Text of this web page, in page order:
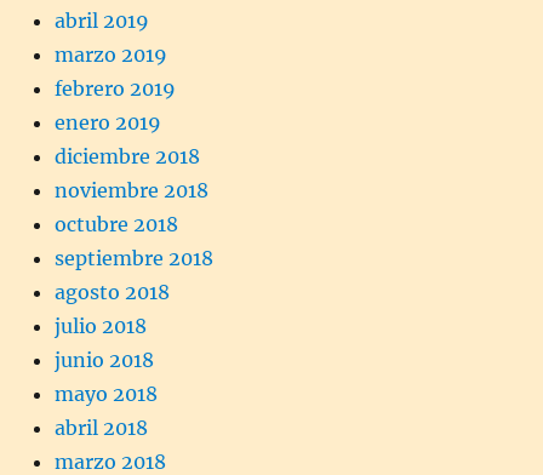
abril 2019
marzo 2019
febrero 2019
enero 2019
diciembre 2018
noviembre 2018
octubre 2018
septiembre 2018
agosto 2018
julio 2018
junio 2018
mayo 2018
abril 2018
marzo 2018